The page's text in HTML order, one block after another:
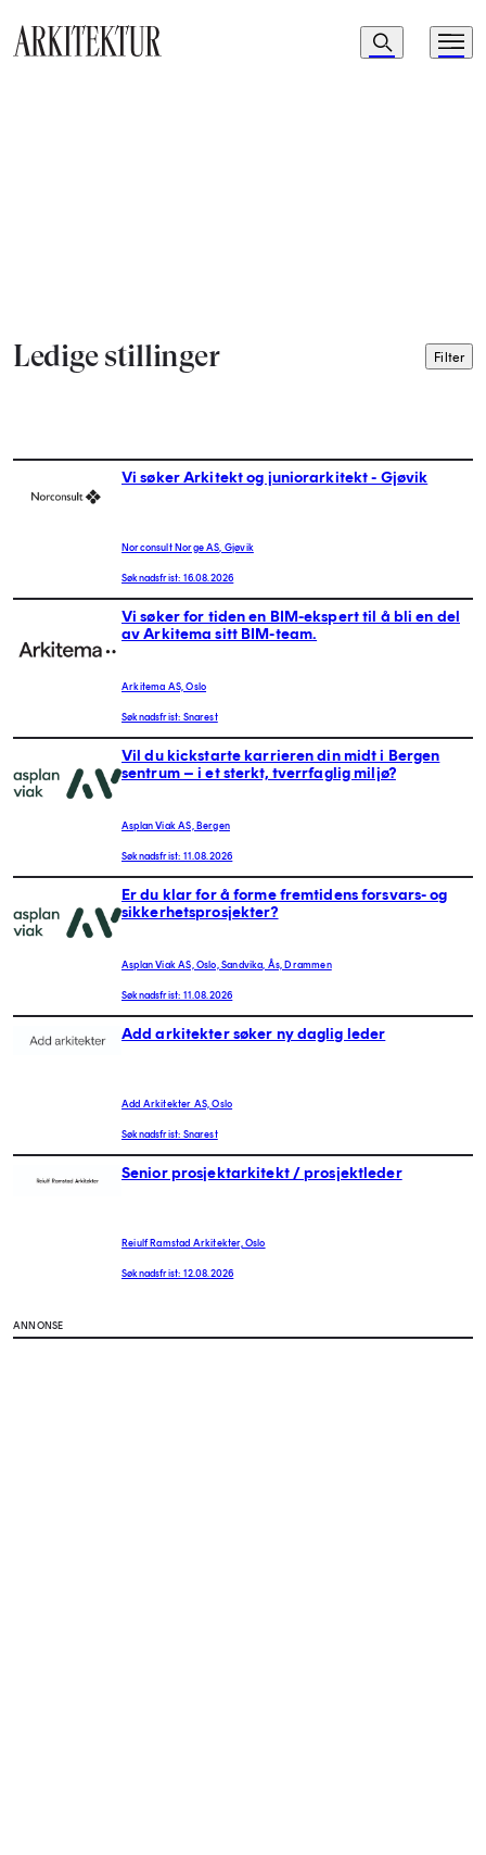
Navigasjon
Søk Meny
Ledige stillinger Filter
Vi søker Arkitekt og juniorarkitekt - Gjøvik
Norconsult Norge AS, Gjøvik
Søknadsfrist: 16.08.2026
Vi søker for tiden en BIM-ekspert til å bli en del
av Arkitema sitt BIM-team.
Arkitema AS, Oslo
Søknadsfrist: Snarest
Vil du kickstarte karrieren din midt i Bergen
sentrum – i et sterkt, tverrfaglig miljø?
Asplan Viak AS, Bergen
Søknadsfrist: 11.08.2026
Er du klar for å forme fremtidens forsvars- og
sikkerhetsprosjekter?
Asplan Viak AS, Oslo, Sandvika, Ås, Drammen
Søknadsfrist: 11.08.2026
Add arkitekter søker ny daglig leder
Add Arkitekter AS, Oslo
Søknadsfrist: Snarest
Senior prosjektarkitekt / prosjektleder
Reiulf Ramstad Arkitekter, Oslo
Søknadsfrist: 12.08.2026
ANNONSE